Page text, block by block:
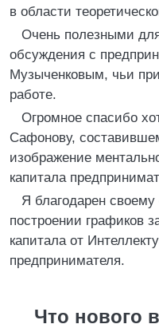
в области
Очень полезными
обсуждения с
Музыченковым, чьи
работе.
Огромное спасибо
Сафонову,
изображение
капитала
Я благодарен
построении графиков
капитала от
предпринимателя.
Что нового